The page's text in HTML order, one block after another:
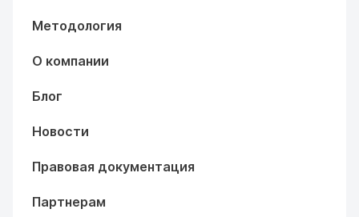
Методология
О компании
Блог
Новости
Правовая документация
Партнерам